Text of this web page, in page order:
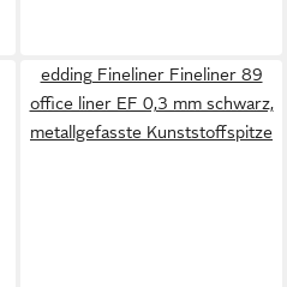
edding Fineliner Fineliner 89
office liner EF 0,3 mm schwarz,
metallgefasste Kunststoffspitze